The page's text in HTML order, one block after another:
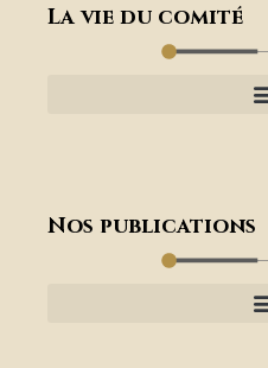
La vie du comité
Nos publications